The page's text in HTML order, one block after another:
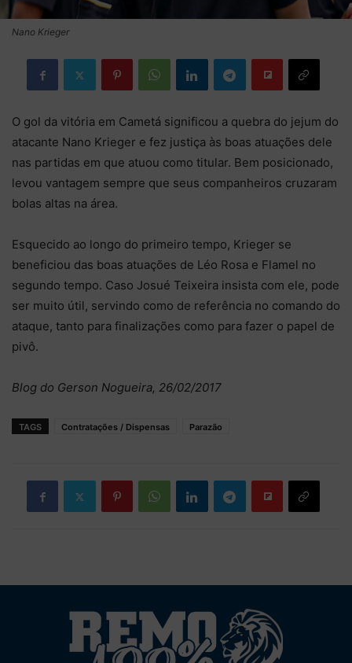
Nano Krieger
O gol da vitória em Cametá significou a quebra do jejum do
atacante Nano Krieger e fez justiça às boas atuações dele
nas partidas em que atuou como titular. Bem posicionado,
levou vantagem sempre que seus companheiros cruzaram
bolas altas na área.
Esquecido ao longo do primeiro tempo, Krieger se
beneficiou das boas atuações de Léo Rosa e Flamel no
segundo tempo. Caso Josué Teixeira insista com ele, pode
ser muito útil, servindo como de referência no comando do
ataque, tanto para finalizações como para fazer o papel de
pivô.
Blog do Gerson Nogueira, 26/02/2017
TAGS Contratações / Dispensas Parazão